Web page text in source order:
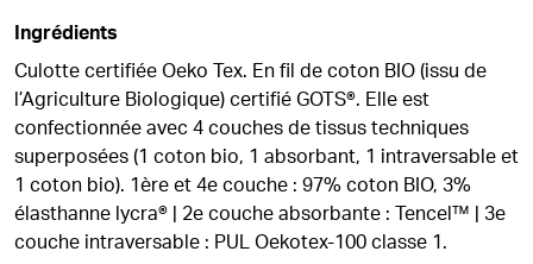
Ingrédients
Culotte certifiée Oeko Tex. En fil de coton BIO (issu de
l’Agriculture Biologique) certifié GOTS®. Elle est
confectionnée avec 4 couches de tissus techniques
superposées (1 coton bio, 1 absorbant, 1 intraversable et
1 coton bio). 1ère et 4e couche : 97% coton BIO, 3%
élasthanne lycra® | 2e couche absorbante : Tencel™ | 3e
couche intraversable : PUL Oekotex-100 classe 1.